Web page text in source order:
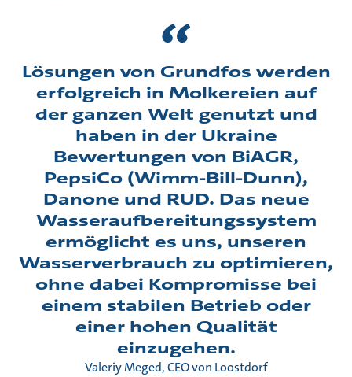
Lösungen von Grundfos werden
erfolgreich in Molkereien auf
der ganzen Welt genutzt und
haben in der Ukraine
Bewertungen von BiAGR,
PepsiCo (Wimm-Bill-Dunn),
Danone und RUD. Das neue
Wasseraufbereitungssystem
ermöglicht es uns, unseren
Wasserverbrauch zu optimieren,
ohne dabei Kompromisse bei
einem stabilen Betrieb oder
einer hohen Qualität
einzugehen.
Valeriy Meged, CEO von Loostdorf